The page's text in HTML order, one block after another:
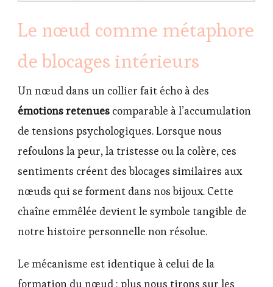
Le nœud comme métaphore
de blocages intérieurs
Un nœud dans un collier fait écho à des
émotions retenues comparable à l’accumulation
de tensions psychologiques. Lorsque nous
refoulons la peur, la tristesse ou la colère, ces
sentiments créent des blocages similaires aux
nœuds qui se forment dans nos bijoux. Cette
chaîne emmêlée devient le symbole tangible de
notre histoire personnelle non résolue.
Le mécanisme est identique à celui de la
formation du nœud : plus nous tirons sur les